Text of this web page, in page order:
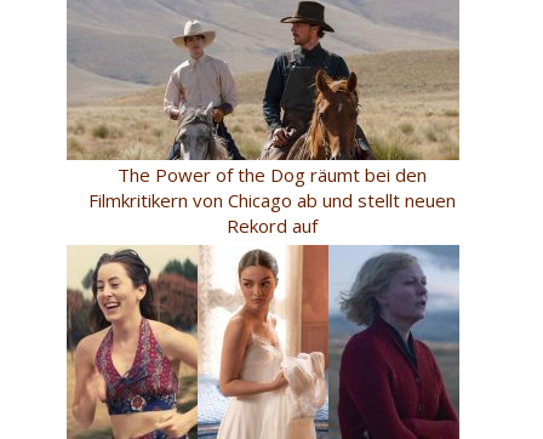
The Power of the Dog räumt bei den
Filmkritikern von Chicago ab und stellt neuen
Rekord auf